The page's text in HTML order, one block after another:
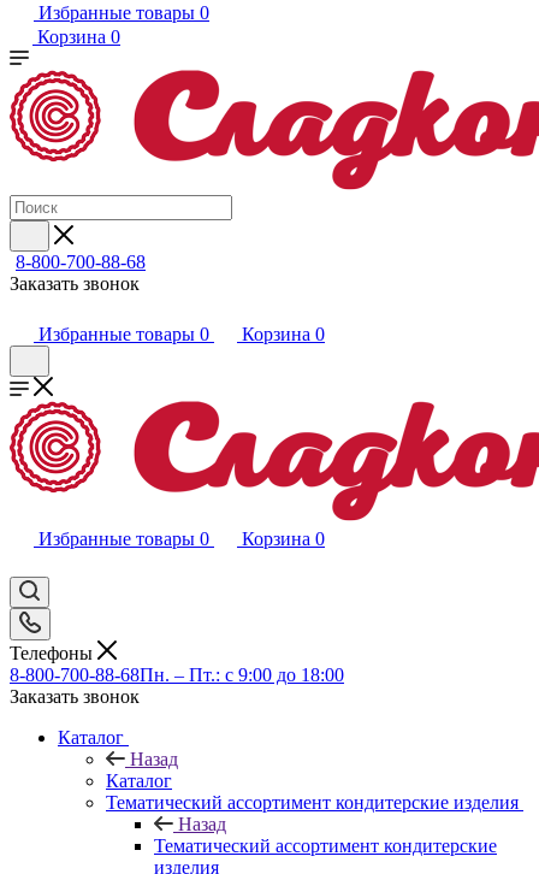
Избранные товары 0
Корзина 0
8-800-700-88-68
Заказать звонок
Избранные товары 0 Корзина 0
Избранные товары 0 Корзина 0
Телефоны
8-800-700-88-68Пн. – Пт.: с 9:00 до 18:00
Заказать звонок
Каталог
Назад
Каталог
Тематический ассортимент кондитерские изделия
Назад
Тематический ассортимент кондитерские
изделия